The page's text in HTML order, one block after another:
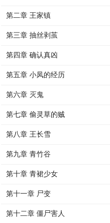
第二章 王家镇
第三章 抽丝剥茧
第四章 确认真凶
第五章 小凤的经历
第六章 灭鬼
第七章 偷灵草的贼
第八章 王长雪
第九章 青竹谷
第十章 青裙少女
第十一章 尸变
第十二章 僵尸害人